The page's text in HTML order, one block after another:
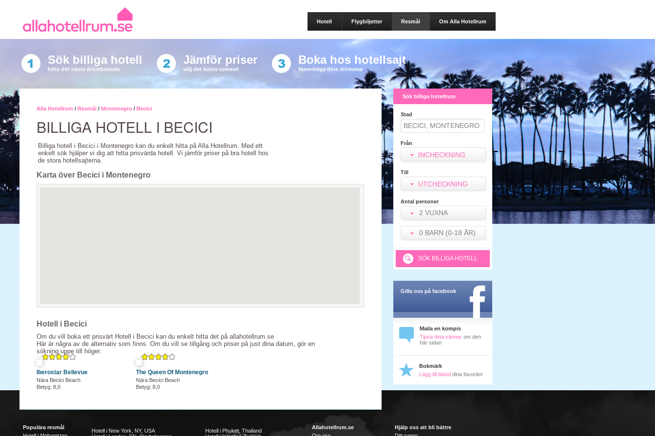
Hotell Flygbiljetter Resmål Om Alla Hotellrum
Sök billiga hotell
hitta ditt nästa drömboende
Jämför priser
välj det bästa rummet
Boka hos hotellsajt
förverkliga dina drömmar
Alla Hotellrum / Resmål / Montenegro / Becici
BILLIGA HOTELL I BECICI
Billiga hotell i Becici i Montenegro kan du enkelt hitta på Alla Hotellrum. Med ett
enkelt sök hjälper vi dig att hitta prisvärda hotell. Vi jämför priser på bra hotell hos
de stora hotellsajterna.
Karta över Becici i Montenegro
Hotell i Becici
Om du vill boka ett prisvärt Hotell i Becici kan du enkelt hitta det på allahotellrum.se
Här är några av de alternativ som finns. Om du vill se tillgång och priser på just dina datum, gör en
sökning uppe till höger.
Iberostar Bellevue
Nära Becici Beach
Betyg: 8,0
The Queen Of Montenegro
Nära Becici Beach
Betyg: 8,0
Sök billiga hotellrum
Stad
Från
INCHECKNING
Till
UTCHECKNING
Antal personer
2 VUXNA
0 BARN (0-18 ÅR)
SÖK BILLIGA HOTELL
Gilla oss på facebook
Maila en kompis
Tipsa dina vänner om den
här sidan
Bokmärk
Lägg till bland dina favoriter
Populära resmål
Hotell i New York, NY, USA
Hotell i Phuket, Thailand
Allahotellrum.se
Hjälp oss att bli bättre